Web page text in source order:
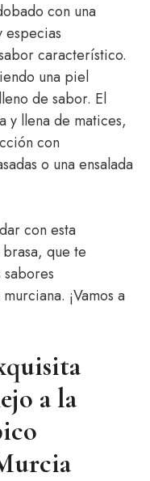
con una
especias
característico.
una piel
de sabor. El
y llena de matices,
con
o una ensalada
con esta
que te
¡Vamos a
a la